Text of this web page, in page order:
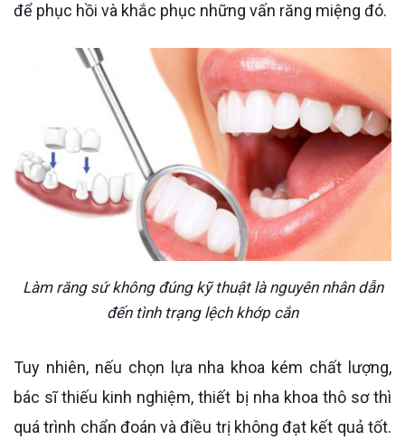
để phục hồi và khắc phục những vấn răng miệng đó.
Làm răng sứ không đúng kỹ thuật là nguyên nhân dẫn
đến tình trạng lệch khớp cắn
Tuy nhiên, nếu chọn lựa nha khoa kém chất lượng,
bác sĩ thiếu kinh nghiệm, thiết bị nha khoa thô sơ thì
quá trình chẩn đoán và điều trị không đạt kết quả tốt.